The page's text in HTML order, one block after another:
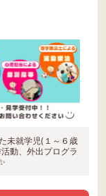
未就学児(１～６歳
動、外出プログラ